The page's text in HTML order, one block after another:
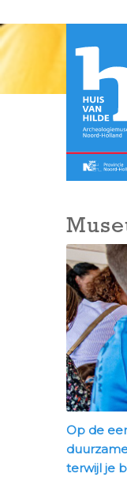
Op de
terwijl je